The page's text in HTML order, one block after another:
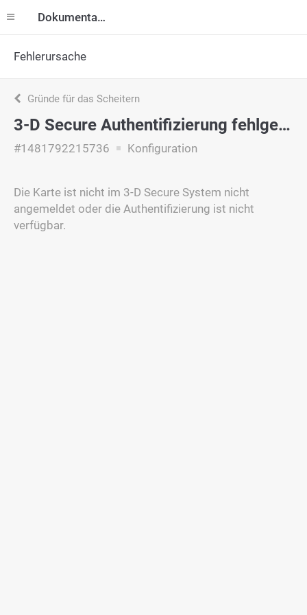
Dokumentation
Fehlerursache
Gründe für das Scheitern
3-D Secure Authentifizierung fehlgeschlagen
#1481792215736 Konfiguration
Die Karte ist nicht im 3-D Secure System nicht
angemeldet oder die Authentifizierung ist nicht
verfügbar.